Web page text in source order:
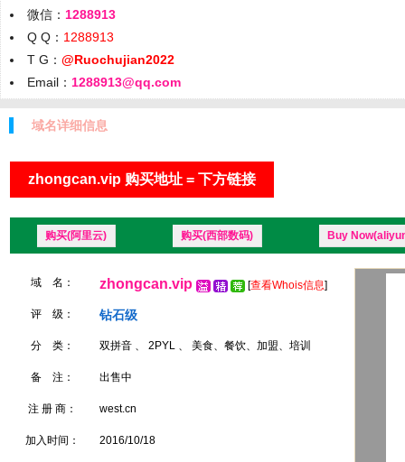
微信： 1288913
Q Q： 1288913
T G： @Ruochujian2022
Email： 1288913@qq.com
域名详细信息
zhongcan.vip 购买地址 = 下方链接
购买(阿里云) 购买(西部数码) Buy
域 名： zhongcan.vip [查看Whois信息]
评 级： 钻石级
分 类： 双拼音 、 2PYL 、 美食、餐饮、加盟、培训
备 注： 出售中
注 册 商： west.cn
加入时间： 2016/10/18